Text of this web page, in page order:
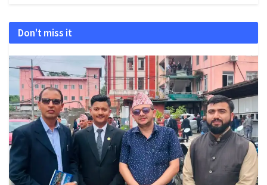
Don't miss it